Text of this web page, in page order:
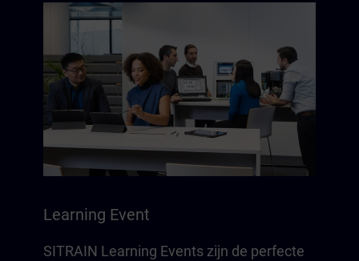
Learning Event
SITRAIN Learning Events zijn de perfecte